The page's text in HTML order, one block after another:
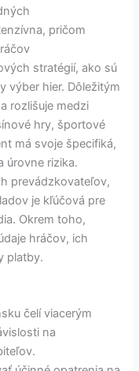
pričom
stratégií, ako sú
výber hier. Dôležitým
rozlišuje medzi
hry, športové
má svoje špecifiká,
úrovne rizika.
prevádzkovateľov,
je kľúčová pre
Okrem toho,
hráčov, ich
platby.
čelí viacerým
na